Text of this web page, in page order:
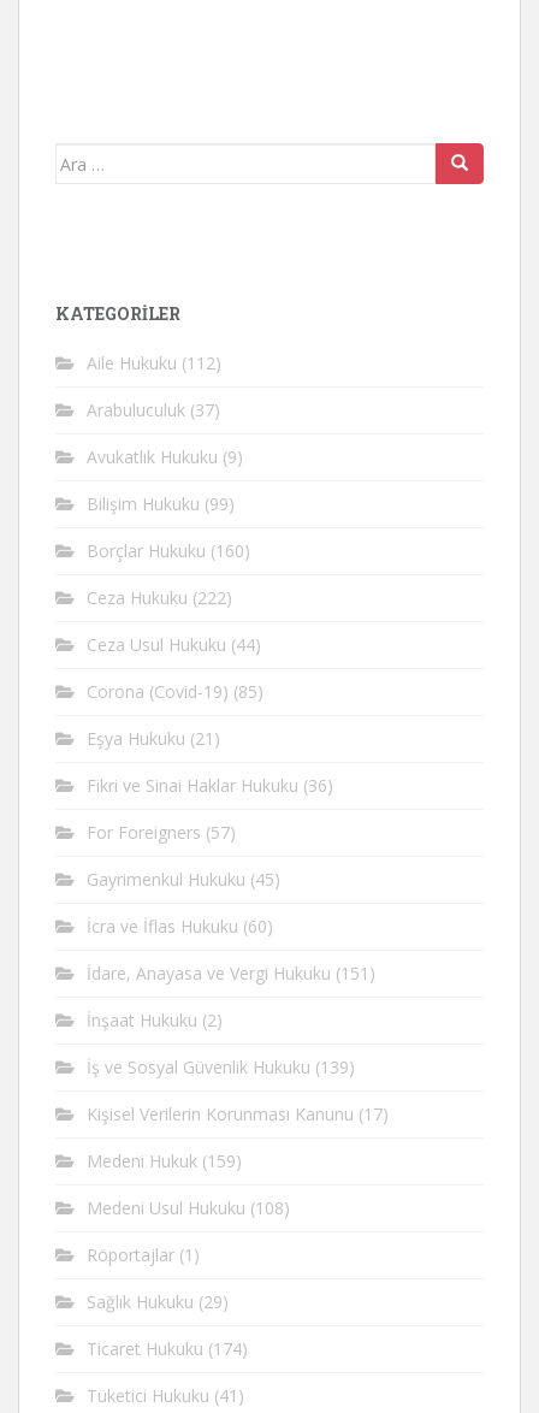
Arama
KATEGORİLER
Aile Hukuku (112)
Arabuluculuk (37)
Avukatlık Hukuku (9)
Bilişim Hukuku (99)
Borçlar Hukuku (160)
Ceza Hukuku (222)
Ceza Usul Hukuku (44)
Corona (Covid-19) (85)
Eşya Hukuku (21)
Fikri ve Sinai Haklar Hukuku (36)
For Foreigners (57)
Gayrimenkul Hukuku (45)
İcra ve İflas Hukuku (60)
İdare, Anayasa ve Vergi Hukuku (151)
İnşaat Hukuku (2)
İş ve Sosyal Güvenlik Hukuku (139)
Kişisel Verilerin Korunması Kanunu (17)
Medeni Hukuk (159)
Medeni Usul Hukuku (108)
Röportajlar (1)
Sağlık Hukuku (29)
Ticaret Hukuku (174)
Tüketici Hukuku (41)